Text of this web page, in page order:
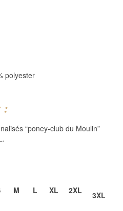
polyester
:
“poney-club du Moulin”
M L XL 2XL 3XL